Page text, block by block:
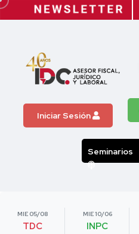
Iniciar Sesión
Seminarios
MIE 05/08
TDC
MIE 10/06
INPC